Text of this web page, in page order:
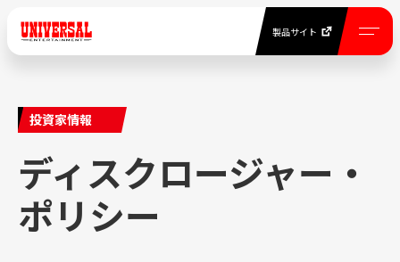
製品サイト
製品サイト
NEWS
ニュース一覧
EN
投資家情報
ディスクロージャー・
ポリシー